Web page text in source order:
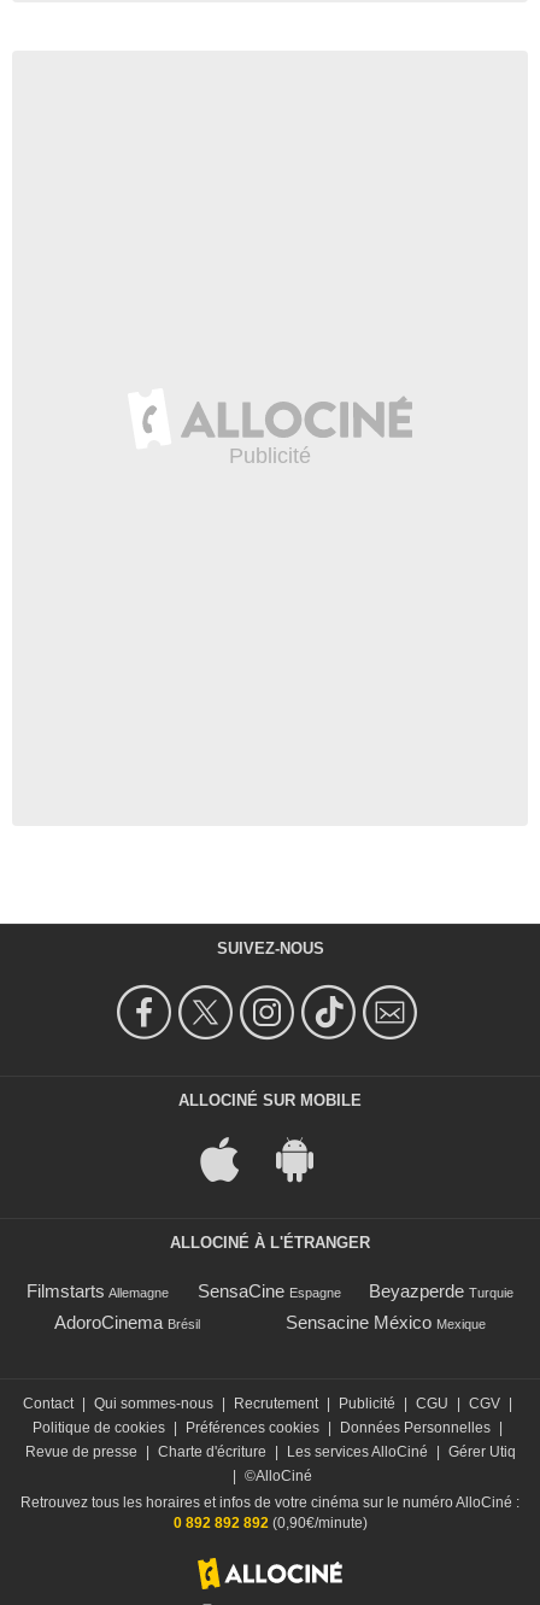
SUIVEZ-NOUS
ALLOCINÉ SUR MOBILE
ALLOCINÉ À L'ÉTRANGER
Filmstarts Allemagne SensaCine Espagne Beyazperde Turquie
AdoroCinema Brésil Sensacine México Mexique
Contact Qui sommes-nous Recrutement Publicité CGU CGV
Politique de cookies
Préférences cookies Données Personnelles
Revue de presse
Charte d'écriture Les services AlloCiné
Gérer Utiq
©AlloCiné
Retrouvez tous les horaires et infos de votre cinéma sur le numéro AlloCiné :
0 892 892 892(0,90€/minute)